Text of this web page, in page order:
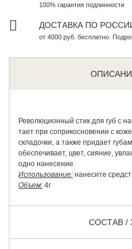
100% гарантия подлинности
ДОСТАВКА ПО
от 4000 руб. бесплатно.
Революционный стик для губ с
тает при соприкосновении с
складочки, а также придает
обеспечивает, цвет, сияние,
одно нанесение.
Использование: нанесите
Объем: 4г
СОСТАВ /